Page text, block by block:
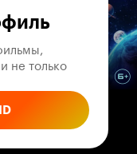
не только